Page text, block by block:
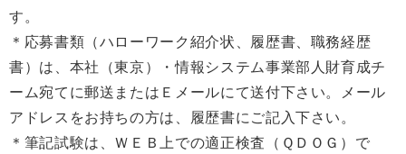
す。
＊応募書類（ハローワーク紹介状、履歴書、職務経歴
書）は、本社（東京）・情報システム事業部人財育成チ
ーム宛てに郵送またはＥメールにて送付下さい。メール
アドレスをお持ちの方は、履歴書にご記入下さい。
＊筆記試験は、ＷＥＢ上での適正検査（ＱＤＯＧ）で